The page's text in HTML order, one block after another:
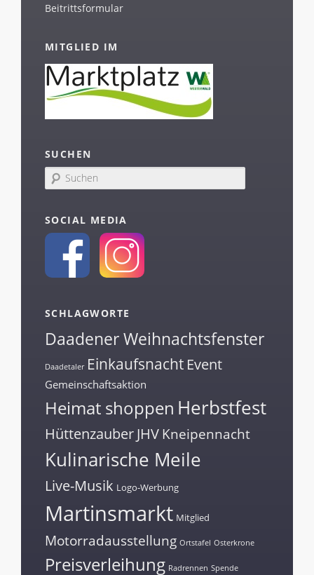
Beitrittsformular
MITGLIED IM
SUCHEN
u
e
n
SOCIAL MEDIA
SCHLAGWORTE
Daadener Weihnachtsfenster
Daadetaler Einkaufsnacht Event
Gemeinschaftsaktion
Heimat shoppen Herbstfest
HüttenzauberJHVKneipennacht
Kulinarische Meile
Live-Musik Logo-Werbung
Martinsmarkt Mitglied
Motorradausstellung Ortstafel Osterkrone
Preisverleihung Radrennen Spende